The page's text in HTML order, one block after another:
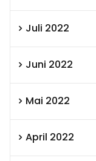
Juli 2022
Juni 2022
Mai 2022
April 2022